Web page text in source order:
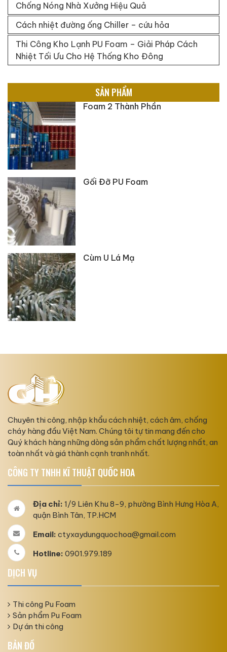
Chống Nóng Nhà Xưởng Hiệu Quả
Cách nhiệt đường ống Chiller – cứu hỏa
Thi Công Kho Lạnh PU Foam – Giải Pháp Cách
Nhiệt Tối Ưu Cho Hệ Thống Kho Đông
SẢN PHẨM
Foam 2 Thành Phần
Gối Đỡ PU Foam
Cùm U Lá Mạ
Chuyên thi công, nhập khẩu cách nhiệt, cách âm, chống
cháy hàng đầu Việt Nam. Chúng tôi tự tin mang đến cho
Quý khách hàng những dòng sản phẩm chất lượng nhất, an
toàn nhất và giá thành cạnh tranh nhất.
CÔNG TY TNHH KĨ THUẬT QUỐC HOA
Địa chỉ: 1/9 Liên Khu 8-9, phường Bình Hưng Hòa A,
quận Bình Tân, TP.HCM
Email: ctyxaydungquochoa@gmail.com
Hotline: 0901.979.189
DỊCH VỤ
Thi công Pu Foam
Sản phẩm Pu Foam
Dự án thi công
BẢN ĐỒ